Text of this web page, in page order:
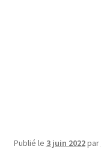
Publié le 3 juin 2022par